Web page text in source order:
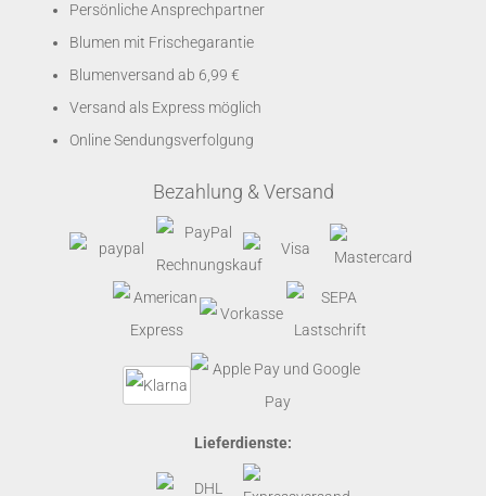
Persönliche Ansprechpartner
Blumen mit Frischegarantie
Blumenversand ab 6,99 €
Versand als Express möglich
Online Sendungsverfolgung
Bezahlung & Versand
Lieferdienste: